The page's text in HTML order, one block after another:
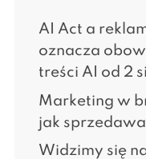
AI Act a
oznacza
treści AI od 2
Marketing w
jak
Widzimy się